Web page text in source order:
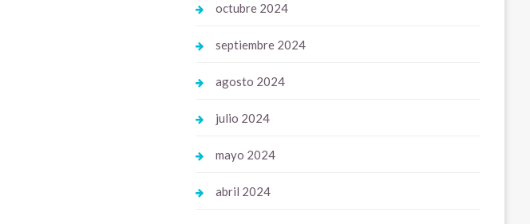
octubre 2024
septiembre 2024
agosto 2024
julio 2024
mayo 2024
abril 2024